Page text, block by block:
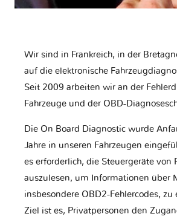
Wir sind in Frankreich, in der
auf die elektronische
Seit 2009 arbeiten wir an der
Fahrzeuge und der OBD-
Die On Board Diagnostic wurde
Jahre in unseren Fahrzeugen
es erforderlich, die Steuergeräte von
auszulesen, um Informationen über
insbesondere OBD2-Fehlercodes, zu
Ziel ist es, Privatpersonen den